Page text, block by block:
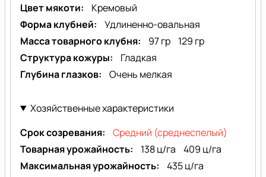
Цвет мякоти
Кремовый
Форма клубней
Удлиненно-овальная
Масса товарного клубня
97 гр
129 гр
Структура кожуры
Гладкая
Глубина глазков
Очень мелкая
Хозяйственные характеристики
Срок созревания
Средний (среднеспелый)
Товарная урожайность
138 ц/га
409 ц/га
Максимальная урожайность
435 ц/га